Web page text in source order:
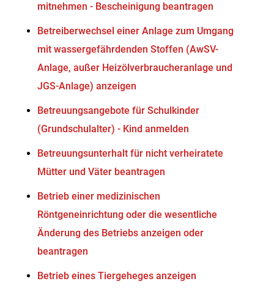
mitnehmen - Bescheinigung beantragen
Betreiberwechsel einer Anlage zum Umgang
mit wassergefährdenden Stoffen (AwSV-
Anlage, außer Heizölverbraucheranlage und
JGS-Anlage) anzeigen
Betreuungsangebote für Schulkinder
(Grundschulalter) - Kind anmelden
Betreuungsunterhalt für nicht verheiratete
Mütter und Väter beantragen
Betrieb einer medizinischen
Röntgeneinrichtung oder die wesentliche
Änderung des Betriebs anzeigen oder
beantragen
Betrieb eines Tiergeheges anzeigen